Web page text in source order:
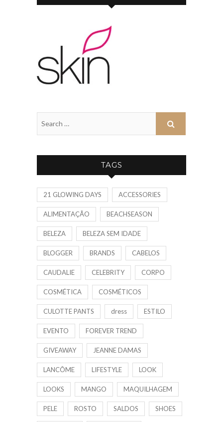
TAGS
21 GLOWING DAYS ACCESSORIES
ALIMENTAÇÃO BEACHSEASON
BELEZA BELEZA SEM IDADE
BLOGGER BRANDS CABELOS
CAUDALIE CELEBRITY CORPO
COSMÉTICA COSMÉTICOS
CULOTTE PANTS dress ESTILO
EVENTO FOREVER TREND
GIVEAWAY JEANNE DAMAS
LANCÔME LIFESTYLE LOOK
LOOKS MANGO MAQUILHAGEM
PELE ROSTO SALDOS SHOES